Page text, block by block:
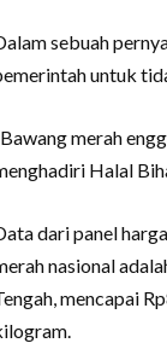
sebuah
untuk
merah
Halal
dari panel
nasional
mencapai